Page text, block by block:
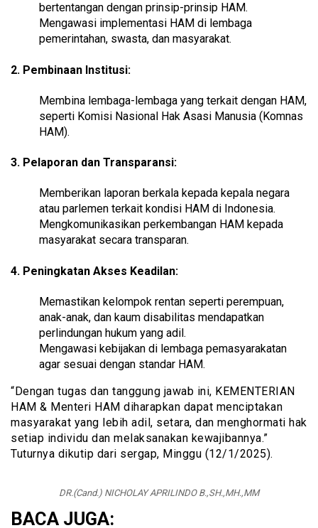
bertentangan dengan prinsip-prinsip HAM.
Mengawasi implementasi HAM di lembaga
pemerintahan, swasta, dan masyarakat.
2. Pembinaan Institusi:
Membina lembaga-lembaga yang terkait dengan HAM,
seperti Komisi Nasional Hak Asasi Manusia (Komnas
HAM).
3. Pelaporan dan Transparansi:
Memberikan laporan berkala kepada kepala negara
atau parlemen terkait kondisi HAM di Indonesia.
Mengkomunikasikan perkembangan HAM kepada
masyarakat secara transparan.
4. Peningkatan Akses Keadilan:
Memastikan kelompok rentan seperti perempuan,
anak-anak, dan kaum disabilitas mendapatkan
perlindungan hukum yang adil.
Mengawasi kebijakan di lembaga pemasyarakatan
agar sesuai dengan standar HAM.
“Dengan tugas dan tanggung jawab ini, KEMENTERIAN
HAM & Menteri HAM diharapkan dapat menciptakan
masyarakat yang lebih adil, setara, dan menghormati hak
setiap individu dan melaksanakan kewajibannya.”
Tuturnya dikutip dari sergap, Minggu (12/1/2025).
DR.(Cand.) NICHOLAY APRILINDO B.,SH.,MH.,MM
BACA JUGA: